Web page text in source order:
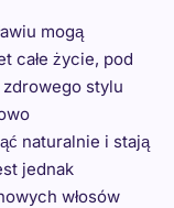
mogą
całe życie, pod
stylu
naturalnie i stają
jednak
włosów